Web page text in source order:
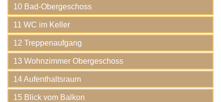
10 Bad-Obergeschoss
11 WC im Keller
12 Treppenaufgang
13 Wohnzimmer Obergeschoss
14 Aufenthaltsraum
15 Blick vom Balkon